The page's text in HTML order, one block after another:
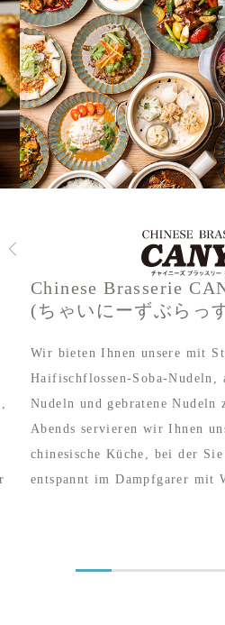
Chinese Brasserie
(ちゃいにーずぶらっ
Wir bieten Ihnen unsere mit
Haifischflossen-Soba-Nudeln,
Nudeln und gebratene Nudeln
Abends servieren wir Ihnen
chinesische Küche, bei der
entspannt im Dampfgarer mit